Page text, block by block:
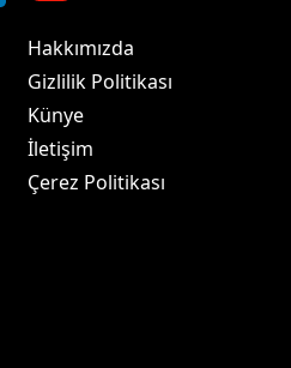
Hakkımızda
Gizlilik Politikası
Künye
İletişim
Çerez Politikası